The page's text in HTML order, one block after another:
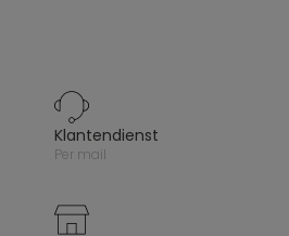
klantendienst
per mail